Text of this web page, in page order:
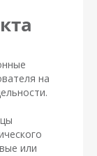
на
или